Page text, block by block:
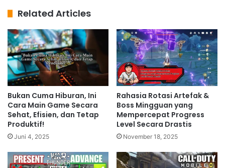
Related Articles
Bukan Cuma Hiburan, Ini
Cara Main Game Secara
Sehat, Efisien, dan Tetap
Produktif!
Juni 4, 2025
Rahasia Rotasi Artefak &
Boss Mingguan yang
Mempercepat Progress
Level Secara Drastis
November 18, 2025